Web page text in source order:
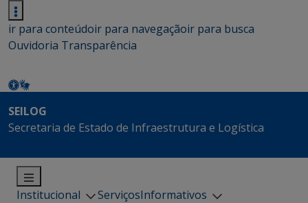
ir para conteúdoir para navegaçãoir para busca
Ouvidoria Transparência
SEILOG
Secretaria de Estado de Infraestrutura e Logística
Institucional ServiçosInformativos